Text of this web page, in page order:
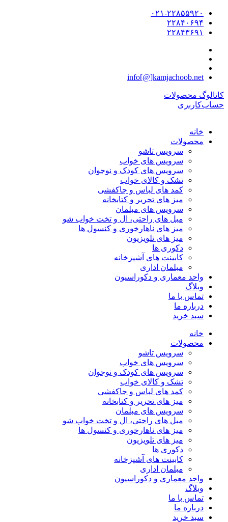
۰۲۱-۲۲۸۵۵۹۲۰
۲۲۸۴۰۶۹۴
۲۲۸۴۳۶۹۱
info[@]kamjachoob.net
کاتالوگ محصولات
حساب‌کاربری
خانه
محصولات
سرویس تاشو
سرویس های خواب
سرویس های کودک و نوجوان
تشک و کالای خواب
کمد های لباس و جاکفشی
میز های تحریر و کتابخانه
سرویس های مبلمان
مبل های راحتی، ال و تخت خواب شو
میز های ناهارخوری و کنسول ها
میز های تلویزیون
دکوری ها
کابینت های آشپزخانه
مبلمان اداری
واحد معماری و دکوراسیون
وبلاگ
تماس با ما
درباره ما
سبد خرید
خانه
محصولات
سرویس تاشو
سرویس های خواب
سرویس های کودک و نوجوان
تشک و کالای خواب
کمد های لباس و جاکفشی
میز های تحریر و کتابخانه
سرویس های مبلمان
مبل های راحتی، ال و تخت خواب شو
میز های ناهارخوری و کنسول ها
میز های تلویزیون
دکوری ها
کابینت های آشپزخانه
مبلمان اداری
واحد معماری و دکوراسیون
وبلاگ
تماس با ما
درباره ما
سبد خرید